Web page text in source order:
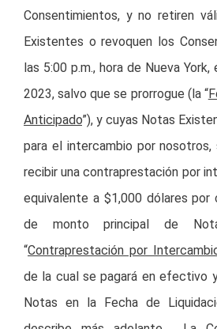
Consentimientos, y no retiren
Existentes o revoquen los
las 5:00 p.m., hora de Nueva
2023, salvo que se prorrogue (la “
Anticipado”), y cuyas Notas
para el intercambio por nosotros,
recibir una contraprestación por
equivalente a $1,000 dólares por
de monto principal de
“Contraprestación por
de la cual se pagará en efectivo
Notas en la Fecha de